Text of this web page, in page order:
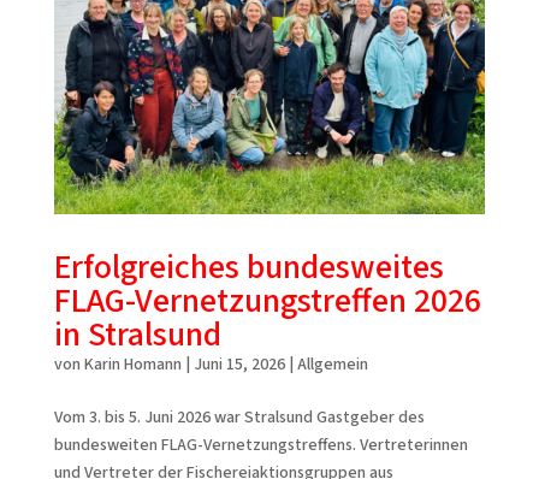
Erfolgreiches bundesweites
FLAG-Vernetzungstreffen 2026
in Stralsund
von Karin Homann Juni 15, 2026| Allgemein
Vom 3. bis 5. Juni 2026 war Stralsund Gastgeber des
bundesweiten FLAG-Vernetzungstreffens. Vertreterinnen
und Vertreter der Fischereiaktionsgruppen aus